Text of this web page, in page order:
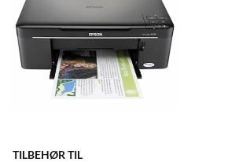
TILBEHØR TIL